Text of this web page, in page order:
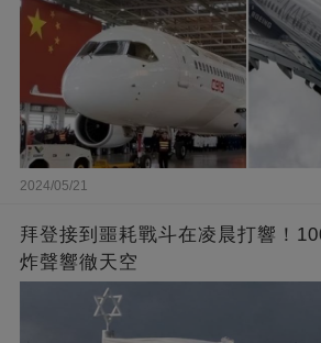
2024/05/21
拜登接到噩耗戰斗在凌晨打響！
炸聲響徹天空